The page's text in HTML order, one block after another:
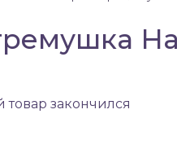
закончился